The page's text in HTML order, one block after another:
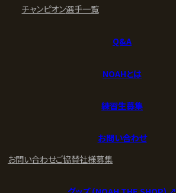
チャンピオン選手一覧
Q&A
NOAHとは
練習生募集
お問い合わせ
お問い合わせご協賛社様募集